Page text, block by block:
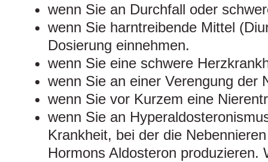
wenn Sie an Durchfall oder
wenn Sie harntreibende Mittel
Dosierung einnehmen.
wenn Sie eine schwere
wenn Sie an einer Verengung der
wenn Sie vor Kurzem eine
wenn Sie an
Krankheit, bei der die
Hormons Aldosteron produzieren.